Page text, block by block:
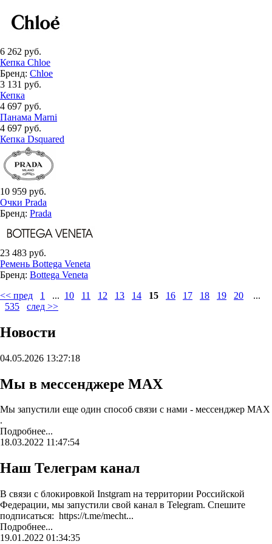
6 262 руб.
Кепка Chloe
Бренд: Chloe
3 131 руб.
Кепка
4 697 руб.
Панама Marni
4 697 руб.
Кепка Dsquared
10 959 руб.
Очки Prada
Бренд: Prada
23 483 руб.
Ремень Bottega Veneta
Бренд: Bottega Veneta
<< пред
1 ... 10 11 12 13 14 15 16 17 18 19 20 ...
535
след >>
Новости
04.05.2026 13:27:18
Мы в мессенджере MAX
Мы запустили еще один способ связи с нами - мессенджер MAX
.
Подробнее...
18.03.2022 11:47:54
Наш Телеграм канал
В связи с блокировкой Instgram на территории Российской
Федерации, мы запустили свой канал в Telegram. Спешите
подписаться: https://t.me/mecht...
Подробнее...
19.01.2022 01:34:35